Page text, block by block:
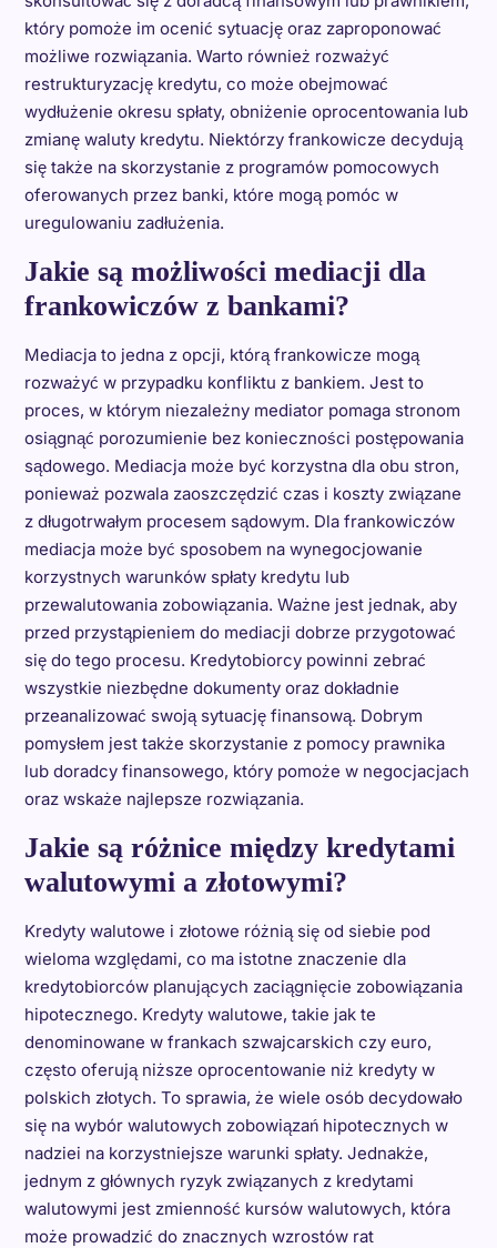
który pomoże im ocenić sytuację oraz zaproponować
możliwe rozwiązania. Warto również rozważyć
restrukturyzację kredytu, co może obejmować
wydłużenie okresu spłaty, obniżenie oprocentowania lub
zmianę waluty kredytu. Niektórzy frankowicze decydują
się także na skorzystanie z programów pomocowych
oferowanych przez banki, które mogą pomóc w
uregulowaniu zadłużenia.
Jakie są możliwości mediacji dla
frankowiczów z bankami?
Mediacja to jedna z opcji, którą frankowicze mogą
rozważyć w przypadku konfliktu z bankiem. Jest to
proces, w którym niezależny mediator pomaga stronom
osiągnąć porozumienie bez konieczności postępowania
sądowego. Mediacja może być korzystna dla obu stron,
ponieważ pozwala zaoszczędzić czas i koszty związane
z długotrwałym procesem sądowym. Dla frankowiczów
mediacja może być sposobem na wynegocjowanie
korzystnych warunków spłaty kredytu lub
przewalutowania zobowiązania. Ważne jest jednak, aby
przed przystąpieniem do mediacji dobrze przygotować
się do tego procesu. Kredytobiorcy powinni zebrać
wszystkie niezbędne dokumenty oraz dokładnie
przeanalizować swoją sytuację finansową. Dobrym
pomysłem jest także skorzystanie z pomocy prawnika
lub doradcy finansowego, który pomoże w negocjacjach
oraz wskaże najlepsze rozwiązania.
Jakie są różnice między kredytami
walutowymi a złotowymi?
Kredyty walutowe i złotowe różnią się od siebie pod
wieloma względami, co ma istotne znaczenie dla
kredytobiorców planujących zaciągnięcie zobowiązania
hipotecznego. Kredyty walutowe, takie jak te
denominowane w frankach szwajcarskich czy euro,
często oferują niższe oprocentowanie niż kredyty w
polskich złotych. To sprawia, że wiele osób decydowało
się na wybór walutowych zobowiązań hipotecznych w
nadziei na korzystniejsze warunki spłaty. Jednakże,
jednym z głównych ryzyk związanych z kredytami
walutowymi jest zmienność kursów walutowych, która
może prowadzić do znacznych wzrostów rat